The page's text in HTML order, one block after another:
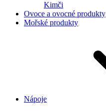
Kimči
Ovoce a ovocné produkty
Mořské produkty
Nápoje